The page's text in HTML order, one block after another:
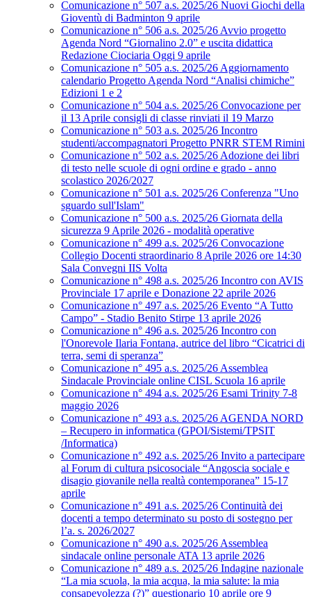
Comunicazione n° 507 a.s. 2025/26 Nuovi Giochi della
Gioventù di Badminton 9 aprile
Comunicazione n° 506 a.s. 2025/26 Avvio progetto
Agenda Nord “Giornalino 2.0” e uscita didattica
Redazione Ciociaria Oggi 9 aprile
Comunicazione n° 505 a.s. 2025/26 Aggiornamento
calendario Progetto Agenda Nord “Analisi chimiche”
Edizioni 1 e 2
Comunicazione n° 504 a.s. 2025/26 Convocazione per
il 13 Aprile consigli di classe rinviati il 19 Marzo
Comunicazione n° 503 a.s. 2025/26 Incontro
studenti/accompagnatori Progetto PNRR STEM Rimini
Comunicazione n° 502 a.s. 2025/26 Adozione dei libri
di testo nelle scuole di ogni ordine e grado - anno
scolastico 2026/2027
Comunicazione n° 501 a.s. 2025/26 Conferenza "Uno
sguardo sull'Islam"
Comunicazione n° 500 a.s. 2025/26 Giornata della
sicurezza 9 Aprile 2026 - modalità operative
Comunicazione n° 499 a.s. 2025/26 Convocazione
Collegio Docenti straordinario 8 Aprile 2026 ore 14:30
Sala Convegni IIS Volta
Comunicazione n° 498 a.s. 2025/26 Incontro con AVIS
Provinciale 17 aprile e Donazione 22 aprile 2026
Comunicazione n° 497 a.s. 2025/26 Evento “A Tutto
Campo” - Stadio Benito Stirpe 13 aprile 2026
Comunicazione n° 496 a.s. 2025/26 Incontro con
l'Onorevole Ilaria Fontana, autrice del libro “Cicatrici di
terra, semi di speranza”
Comunicazione n° 495 a.s. 2025/26 Assemblea
Sindacale Provinciale online CISL Scuola 16 aprile
Comunicazione n° 494 a.s. 2025/26 Esami Trinity 7-8
maggio 2026
Comunicazione n° 493 a.s. 2025/26 AGENDA NORD
– Recupero in informatica (GPOI/Sistemi/TPSIT
/Informatica)
Comunicazione n° 492 a.s. 2025/26 Invito a partecipare
al Forum di cultura psicosociale “Angoscia sociale e
disagio giovanile nella realtà contemporanea” 15-17
aprile
Comunicazione n° 491 a.s. 2025/26 Continuità dei
docenti a tempo determinato su posto di sostegno per
l’a. s. 2026/2027
Comunicazione n° 490 a.s. 2025/26 Assemblea
sindacale online personale ATA 13 aprile 2026
Comunicazione n° 489 a.s. 2025/26 Indagine nazionale
“La mia scuola, la mia acqua, la mia salute: la mia
consapevolezza (?)” questionario 10 aprile ore 9